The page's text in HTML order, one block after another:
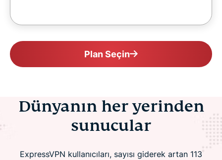
Plan Seçin
Dünyanın her yerinden
sunucular
ExpressVPN kullanıcıları, sayısı giderek artan 113